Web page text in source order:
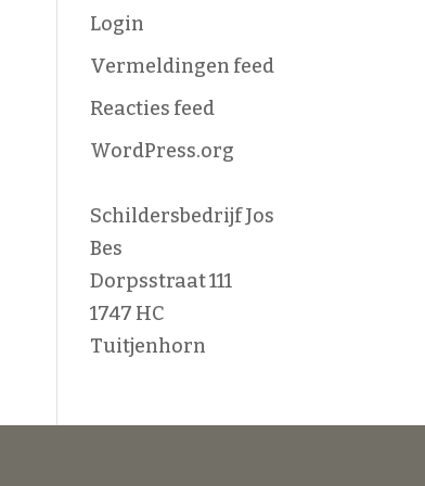
Login
Vermeldingen feed
Reacties feed
WordPress.org
Schildersbedrijf Jos
Bes
Dorpsstraat 111
1747 HC
Tuitjenhorn